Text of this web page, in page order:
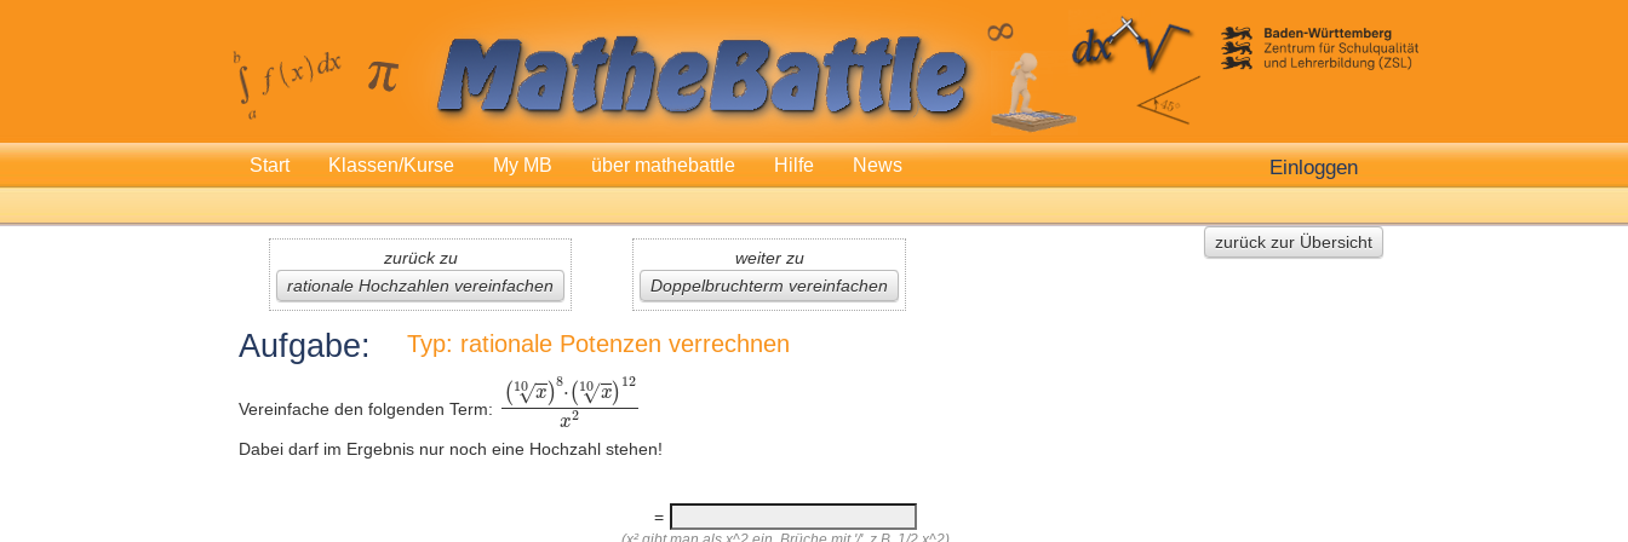
Start Klassen/Kurse My MB über mathebattle Hilfe News Einloggen
zurück zur Übersicht
zurück zu
rationale Hochzahlen vereinfachen
weiter zu
Doppelbruchterm vereinfachen
Aufgabe: Typ: rationale Potenzen verrechnen
Vereinfache den folgenden Term:
Dabei darf im Ergebnis nur noch eine Hochzahl stehen!
=